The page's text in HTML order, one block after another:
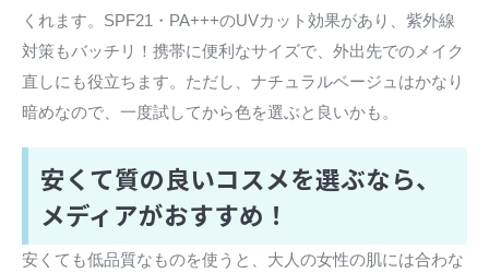
くれます。SPF21・PA+++のUVカット効果があり、紫外線
対策もバッチリ！携帯に便利なサイズで、外出先でのメイク
直しにも役立ちます。ただし、ナチュラルベージュはかなり
暗めなので、一度試してから色を選ぶと良いかも。
安くて質の良いコスメを選ぶなら、
メディアがおすすめ！
安くても低品質なものを使うと、大人の女性の肌には合わな